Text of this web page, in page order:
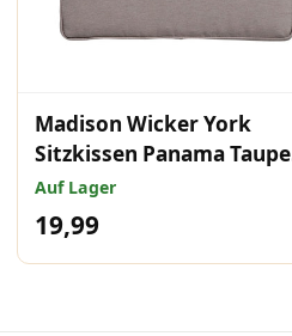
Madison Wicker York
Sitzkissen Panama Taupe
48x48 cm
Auf Lager
19,99